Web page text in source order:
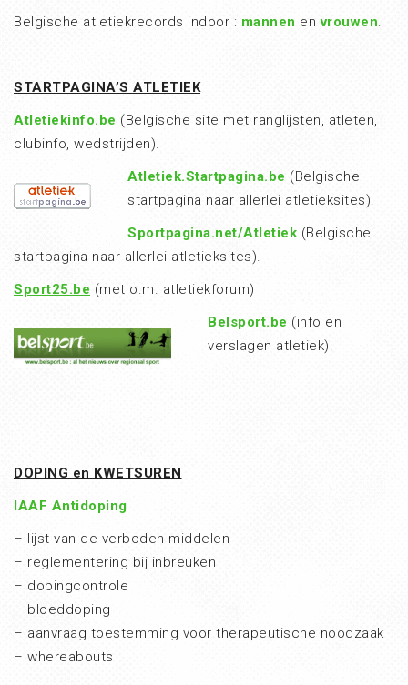
Belgische atletiekrecords indoor : mannen envrouwen.
STARTPAGINA’S ATLETIEK
Atletiekinfo.be (Belgische site met ranglijsten, atleten,
clubinfo, wedstrijden).
Atletiek.Startpagina.be (Belgische
startpagina naar allerlei atletieksites).
Sportpagina.net/Atletiek (Belgische
startpagina naar allerlei atletieksites).
Sport25.be (met o.m. atletiekforum)
Belsport.be (info en
verslagen atletiek).
DOPING en KWETSUREN
IAAF Antidoping
– lijst van de verboden middelen
– reglementering bij inbreuken
– dopingcontrole
– bloeddoping
– aanvraag toestemming voor therapeutische noodzaak
– whereabouts